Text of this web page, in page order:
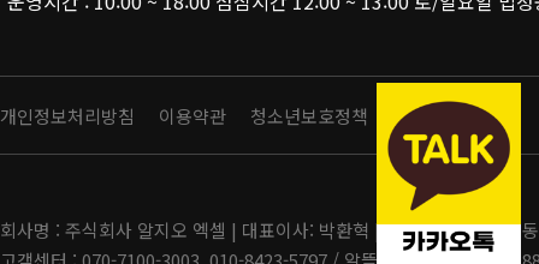
개인정보처리방침 이용약관 청소년보호정책
회사명 : 주식회사 알지오 엑셀 | 대표이사: 박환혁 | 주소 : 부산광역시